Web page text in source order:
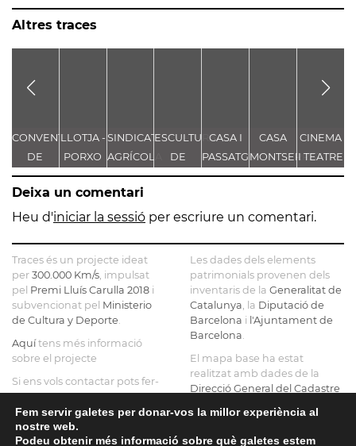
Altres traces
CONVENT
DE
VALLDONZELLA
LLOTJA -
PORXO
DEL
BLAT
SINDICAT
AGRÍCOLA
ESCULTURA
DE
MERCURI
CASA I
PASSATGE
BERNARDÍ
CASA
MONTSERRAT
ENRICH
CINEMA
I TEATRE
TÍVOLI
Deixa un comentari
Heu d'iniciar la sessió per escriure un comentari.
Traces és un projecte ideat
per 300.000 Km/s , impulsat
pel Premi Lluís Carulla 2018 i
subvencionat pel Ministerio
de Cultura y Deporte
Aquítens més informació
sobre el projecte
Si ens vols contactar pots fer-
ho ainfo@tracesmap.org
Les dades dels elements
patrimonials provenen dels
inventaris de la Generalitat de
Catalunya , la Diputació de
Barcelona i l'Ajuntament de
Barcelona
El mapa base ha estat
realitzat amb dades de la
Direcció General del Cadastre
Geològic de Catalunya, la
Generalitat de Catalunya
Fem servir galetes per donar-vos la millor experiència al
nostre web.
Podeu obtenir més informació sobre què galetes estem